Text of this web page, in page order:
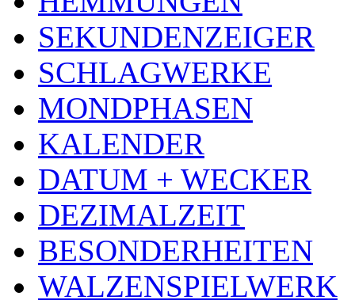
SEKUNDENZEIGER
SCHLAGWERKE
MONDPHASEN
KALENDER
DATUM + WECKER
DEZIMALZEIT
BESONDERHEITEN
WALZENSPIELWERK